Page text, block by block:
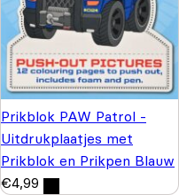
Prikblok PAW Patrol -
Uitdrukplaatjes met
Prikblok en Prikpen Blauw
€4,99